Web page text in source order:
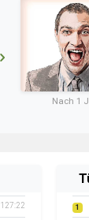
Nach 1
127:22 1